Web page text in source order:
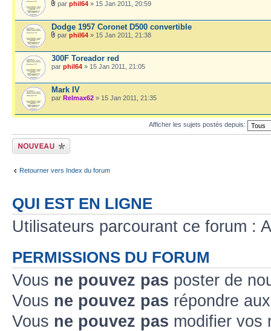
par phil64 » 15 Jan 2011, 20:59
Dodge 1957 Coronet D500 convertible
par phil64 » 15 Jan 2011, 21:38
300F Toreador red
par phil64 » 15 Jan 2011, 21:05
Mark IV
par Relmax62 » 15 Jan 2011, 21:35
Afficher les sujets postés depuis:
Écrire un nouveau
sujet
Retourner vers Index du forum
QUI EST EN LIGNE
Utilisateurs parcourant ce forum :
PERMISSIONS DU FORUM
Vous ne pouvez pas poster de
Vous ne pouvez pas répondre
Vous ne pouvez pas modifier vos